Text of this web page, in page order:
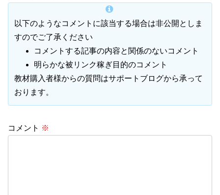
以下のようなコメントに該当する場合は非公開としま
すのでご了承ください
コメントする記事の内容と関係のないコメント
明らかな被リンク稼ぎ目的のコメント
教材購入者様からの質問はサポートブログから承って
おります。
コメント ※